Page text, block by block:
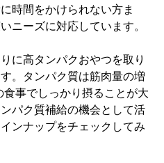
時間をかけられない方ま
ニーズに対応しています。
に高タンパクおやつを取り
。タンパク質は筋肉量の増
食事でしっかり摂ることが大
パク質補給の機会として活
ンナップをチェックしてみ